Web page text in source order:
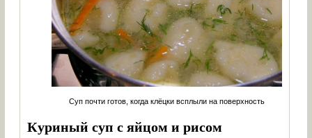
Суп почти готов, когда клёцки всплыли на поверхность
Куриный суп с яйцом и рисом